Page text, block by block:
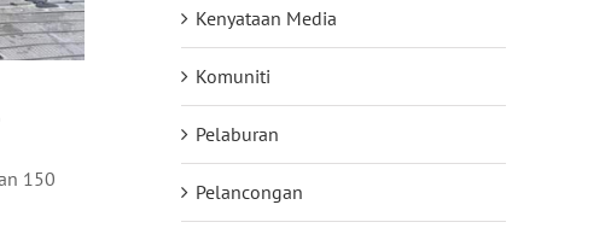
150
Kenyataan Media
Komuniti
Pelaburan
Pelancongan